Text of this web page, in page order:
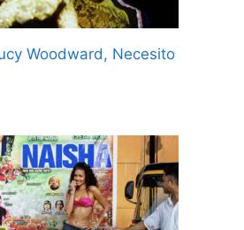
Woodward, Necesito